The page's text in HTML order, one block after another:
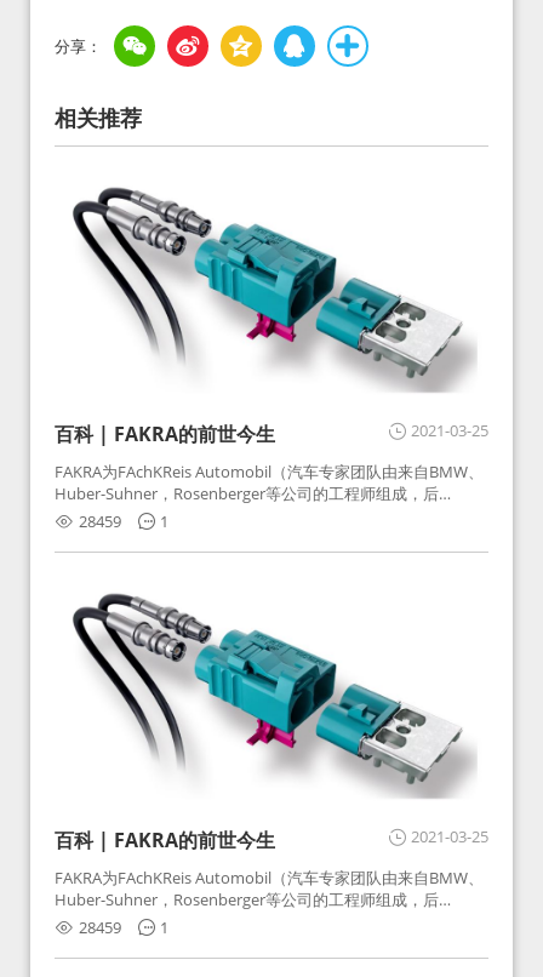
相关推荐
2021-03-25
百科 | FAKRA的前世今生
FAKRA为FAchKReis Automobil（汽车专家团队由来自BMW、
Huber-Suhner，Rosenberger等公司的工程师组成，后
Huber-Suhner相关连接器业务及技术在2010年并入
Rosenberger）缩写。起初为BMW需求用于车载收音机天线连
接，如今FAKRA已成为汽车行业通用标准的射频连接器，被业
28459 1
2021-03-25
百科 | FAKRA的前世今生
FAKRA为FAchKReis Automobil（汽车专家团队由来自BMW、
Huber-Suhner，Rosenberger等公司的工程师组成，后
Huber-Suhner相关连接器业务及技术在2010年并入
Rosenberger）缩写。起初为BMW需求用于车载收音机天线连
接，如今FAKRA已成为汽车行业通用标准的射频连接器，被业
28459 1